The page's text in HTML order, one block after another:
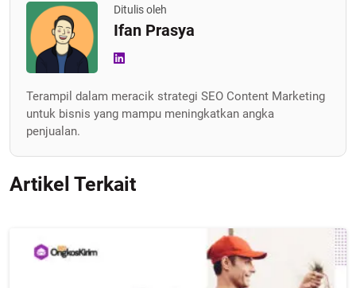
Ditulis oleh
Ifan Prasya
Terampil dalam meracik strategi SEO Content Marketing
untuk bisnis yang mampu meningkatkan angka
penjualan.
Artikel Terkait